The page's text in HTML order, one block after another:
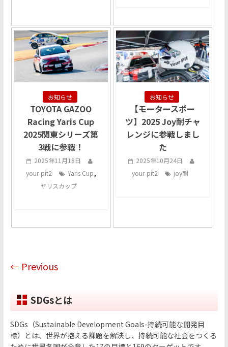
お知らせ
TOYOTA GAZOO
Racing Yaris Cup
2025関東シリーズ第
3戦に参戦！
2025年11月18日
your-pit2
Yaris Cup,
ヤリスカップ
お知らせ
【モータースポー
ツ】2025 Joy耐チャ
レンジに参戦しまし
た
2025年10月24日
your-pit2
joy耐
← Previous
SDGsとは
SDGs（Sustainable Development Goals-持続可能な開発目
標）とは、世界が抱える課題を解決し、持続可能な社会をつくる